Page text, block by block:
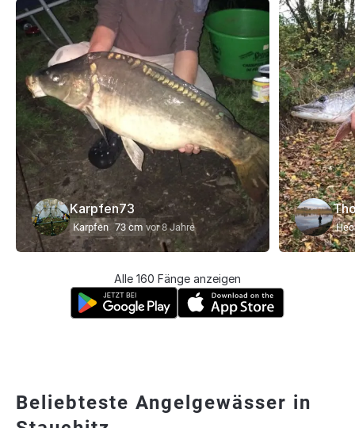
Karpfen73
Karpfen 73 cm vor 8 Jahre
Alle 160 Fänge anzeigen
Beliebteste Angelgewässer in